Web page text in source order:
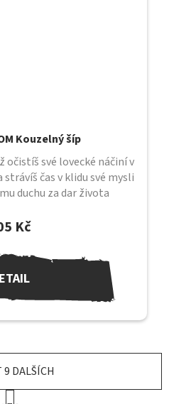
Kouzelný šíp
Kč
očistíš své lovecké náčiní v
čas v klidu své mysli
duchu za dar života
9 DALŠÍCH
S